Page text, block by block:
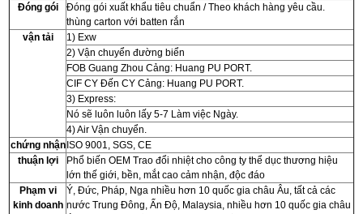
Đóng gói
Đóng gói xuất khẩu tiêu chuẩn / Theo khách hàng yêu cầu.
thùng carton với batten rắn
vận tải
1) Exw
2) Vận chuyển đường biển
FOB Guang Zhou Cảng: Huang PU PORT.
CIF CY Đến CY Cảng: Huang PU PORT.
3) Express:
Nó sẽ luôn luôn lấy 5-7 Làm việc Ngày.
4) Air Vận chuyển.
chứng nhận ISO 9001, SGS, CE
thuận lợi
Phổ biến OEM Trao đổi nhiệt cho công ty thể dục thương hiệu
lớn thế giới, bền, mắt cao cảm nhận, độc đáo
Phạm vi
kinh doanh
Ý, Đức, Pháp, Nga nhiều hơn 10 quốc gia châu Âu, tất cả các
nước Trung Đông, Ấn Độ, Malaysia, nhiều hơn 10 quốc gia châu